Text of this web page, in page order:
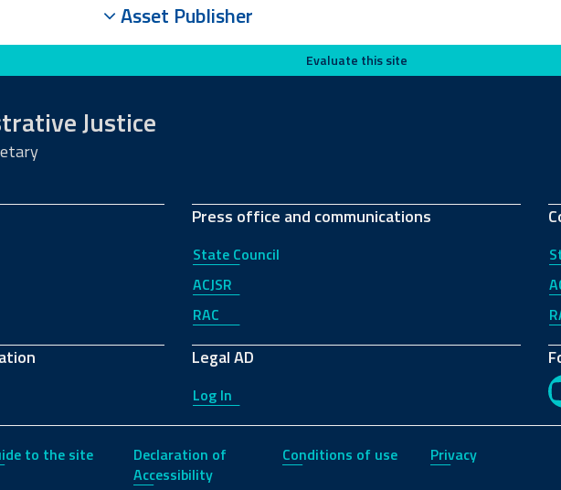
Asset Publisher
Evaluate this site
Justice
Press office and communications
State Council
ACJSR
RAC
Legal AD
Log In
to the site
Declaration of
Accessibility
Conditions of use Privacy